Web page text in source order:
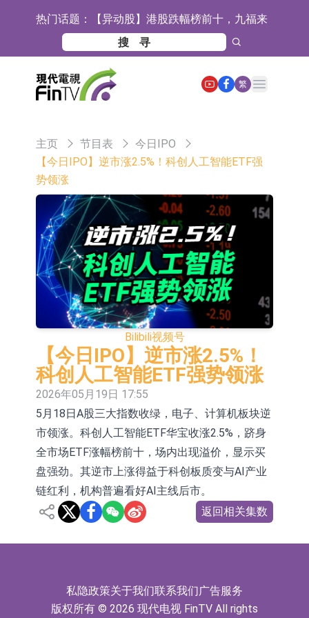
热门话题： 【异动股】港股跌幅榜前十，九福来
(08611.HK)跌21.43%，天瑞汽车内饰
(06162.HK)跌18.44%
【异动股】港股涨幅榜前十，佳明集
团控股(01271.HK)涨+78.22%，拿森
科技(02261.HK)涨+64.11%
斯迪克：公司为国内折叠屏核心功能
材料供应商
恒瑞医药：公司已在中国获批上市26
目标客户的测试认证
上期所：7月份对11个实际控制关系
江总部物业服务项目
亚太股份：公司是零跑汽车和
Stellantis集团的供应商
理工雷科面向边缘AI场景推出"山
海"系列智算模组 系列产品基于国产
CPU与GPU构建
【异动股】医疗研发外包板块拉升，
博腾股份(300363.CN)涨20.02%
日韩股市收盘双双下跌
依米康：海外交付以东南亚、中东市
场为主 并已取得欧美相关认证
上交所：财通多策略福鑫定期开放灵
活配置混合型发起式证券投资基金临
时停牌
上交所：景顺长城全球半导体芯片产
业股票型证券投资基金临时停牌
【异动股】港股跌幅榜前十，卡森国
际(00496.HK)跌22.40%，九福来
(08611.HK)跌21.01%
【异动股】港股涨幅榜前十，拿森科
技(02261.HK)涨+75.05%，辰兴发展
(02286.HK)涨+64.91%
神火股份：新疆神火铝水转化率已
100%
【异动股】焦炭Ⅲ板块下挫，陕西黑
猫(601015.CN)跌8.38%
浙江证监局对财通证券股份有限公司
采取出具警示函措施
山金国际：港股上市工作正常推进中
繁
Open main menu
主页 节目表
今日IPO
【今日IPO】逆市涨2.5%！科创人工智能ETF强
势领涨
Bilibili视频号
【今日IPO】逆市涨2.5%！
科创人工智能ETF强势领涨
2026年05月19日 17:55
5月18日A股三大指数收绿，电子、计算机板块逆
市领涨。科创人工智能ETF华宝收涨2.5%，跻身
全市场ETF涨幅榜前十，场内出现溢价，显示买
盘强劲。其逆市上涨得益于科创板质变与AI产业
链红利，机构普遍看好AI主线后市。
返回相关集数
私隐政策关于我们联系我们广告服务
版权所有 © 2026 现代电视 FinTV All rights